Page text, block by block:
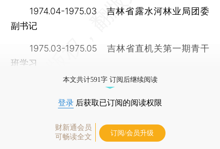
1974.04-1975.03 吉林省露水河林业局团委
副书记
1975.03-1975.05 吉林省直机关第一期青干
班学习
本文共计591字 订阅后继续阅读
登录 后获取已订阅的阅读权限
财新通会员
可畅读全文
订阅/会员升级